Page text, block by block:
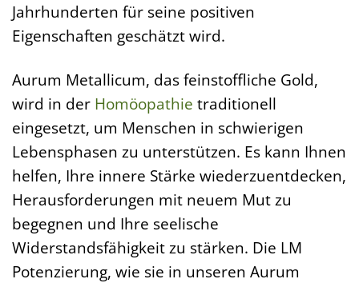
Jahrhunderten für seine positiven
Eigenschaften geschätzt wird.
Aurum Metallicum, das feinstoffliche Gold,
wird in der Homöopathie traditionell
eingesetzt, um Menschen in schwierigen
Lebensphasen zu unterstützen. Es kann Ihnen
helfen, Ihre innere Stärke wiederzuentdecken,
Herausforderungen mit neuem Mut zu
begegnen und Ihre seelische
Widerstandsfähigkeit zu stärken. Die LM
Potenzierung, wie sie in unseren Aurum